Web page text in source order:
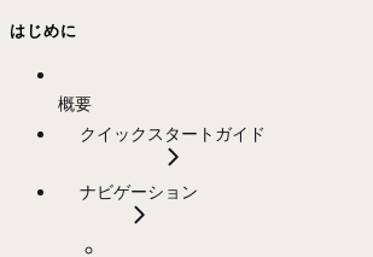
はじめに
概要
クイックスタートガイド
ナビゲーション